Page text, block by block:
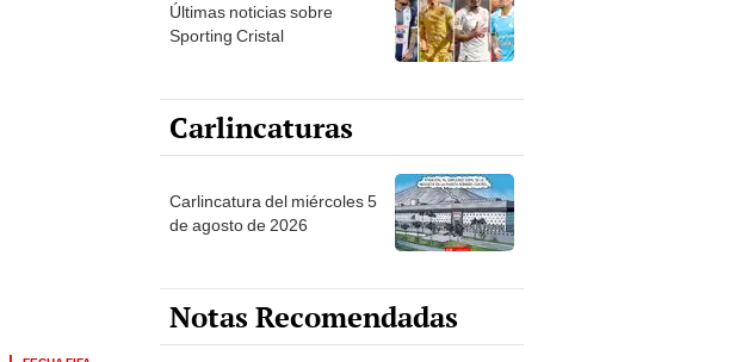
Últimas noticias sobre
Sporting Cristal
Carlincaturas
Carlincatura del miércoles 5
de agosto de 2026
Notas Recomendadas